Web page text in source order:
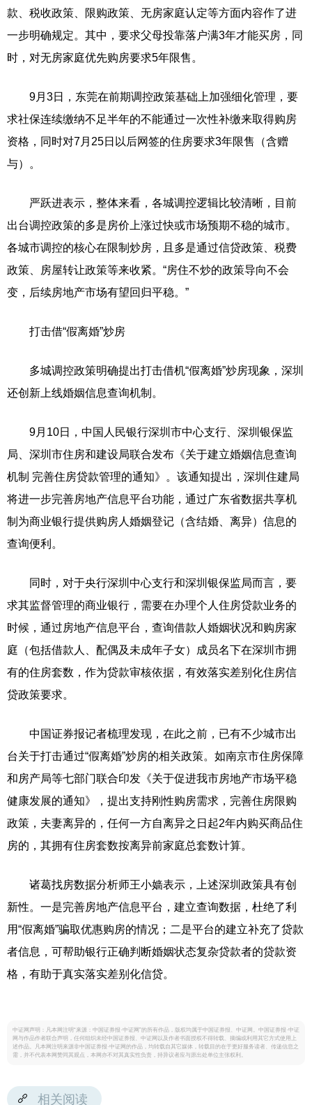
款、税收政策、限购政策、无房家庭认定等方面内容作了进
一步明确规定。其中，要求父母投靠落户满3年才能买房，同
时，对无房家庭优先购房要求5年限售。
9月3日，东莞在前期调控政策基础上加强细化管理，要
求社保连续缴纳不足半年的不能通过一次性补缴来取得购房
资格，同时对7月25日以后网签的住房要求3年限售（含赠
与）。
严跃进表示，整体来看，各城调控逻辑比较清晰，目前
出台调控政策的多是房价上涨过快或市场预期不稳的城市。
各城市调控的核心在限制炒房，且多是通过信贷政策、税费
政策、房屋转让政策等来收紧。“房住不炒的政策导向不会
变，后续房地产市场有望回归平稳。”
打击借“假离婚”炒房
多城调控政策明确提出打击借机“假离婚”炒房现象，深圳
还创新上线婚姻信息查询机制。
9月10日，中国人民银行深圳市中心支行、深圳银保监
局、深圳市住房和建设局联合发布《关于建立婚姻信息查询
机制 完善住房贷款管理的通知》。该通知提出，深圳住建局
将进一步完善房地产信息平台功能，通过广东省数据共享机
制为商业银行提供购房人婚姻登记（含结婚、离异）信息的
查询便利。
同时，对于央行深圳中心支行和深圳银保监局而言，要
求其监督管理的商业银行，需要在办理个人住房贷款业务的
时候，通过房地产信息平台，查询借款人婚姻状况和购房家
庭（包括借款人、配偶及未成年子女）成员名下在深圳市拥
有的住房套数，作为贷款审核依据，有效落实差别化住房信
贷政策要求。
中国证券报记者梳理发现，在此之前，已有不少城市出
台关于打击通过“假离婚”炒房的相关政策。如南京市住房保障
和房产局等七部门联合印发《关于促进我市房地产市场平稳
健康发展的通知》，提出支持刚性购房需求，完善住房限购
政策，夫妻离异的，任何一方自离异之日起2年内购买商品住
房的，其拥有住房套数按离异前家庭总套数计算。
诸葛找房数据分析师王小嫱表示，上述深圳政策具有创
新性。一是完善房地产信息平台，建立查询数据，杜绝了利
用“假离婚”骗取优惠购房的情况；二是平台的建立补充了贷款
者信息，可帮助银行正确判断婚姻状态复杂贷款者的贷款资
格，有助于真实落实差别化信贷。
中证网声明：凡本网注明“来源：中国证券报·中证网”的所有作品，版权均属于中国证券报、中证网。中国证券报·中证
网与作品作者联合声明，任何组织未经中国证券报、中证网以及作者书面授权不得转载、摘编或利用其它方式使用上
述作品。凡本网注明来源非中国证券报·中证网的作品，均转载自其它媒体，转载目的在于更好服务读者、传递信息之
需，并不代表本网赞同其观点，本网亦不对其真实性负责，持异议者应与原出处单位主张权利。
相关阅读